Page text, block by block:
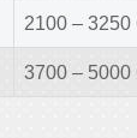
2100 – 3250
3700 – 5000